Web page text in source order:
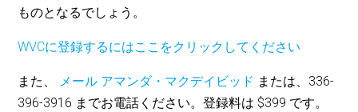
ものとなるでしょう。
WVCに登録するにはここをクリックしてください
また、 メール アマンダ・マクデイビッド または、336-
396-3916 までお電話ください。登録料は $399 です。